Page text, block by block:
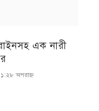
এক নারী
অপরাহ্ণ